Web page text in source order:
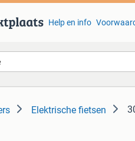
Help en info
Elektrische fietsen